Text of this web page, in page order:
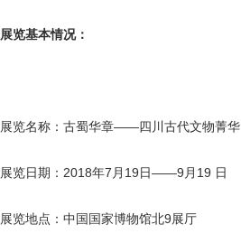
展览基本情况：
展览名称：古蜀华章——四川古代文物菁华
展览日期：2018年7月19日——9月19 日
展览地点：中国国家博物馆北9展厅